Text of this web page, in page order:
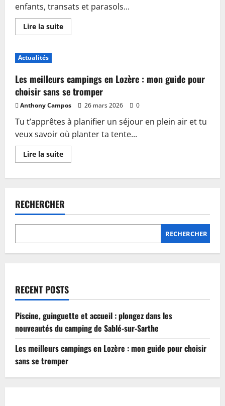
enfants, transats et parasols...
Lire la suiteEn
savoir
accueil
:
plongez
dans
les
nouveautés
du
camping
de
Sablé-
sur-
Sarthe
Actualités
Les meilleurs campings en Lozère : mon guide pour
choisir sans se tromper
Anthony Campos 26 mars 2026 0
Tu t’apprêtes à planifier un séjour en plein air et tu
veux savoir où planter ta tente...
Lire la suiteEn
savoir
en
Lozère
:
mon
choisir
sans
RECHERCHER
RECHERCHER
RECENT POSTS
Piscine, guinguette et accueil : plongez dans les
nouveautés du camping de Sablé-sur-Sarthe
Les meilleurs campings en Lozère : mon guide pour choisir
sans se tromper